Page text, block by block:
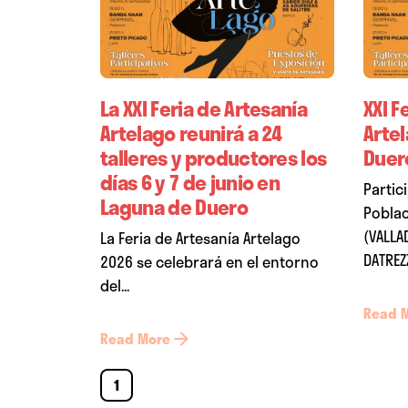
La XXI Feria de Artesanía
Artelago reunirá a 24
talleres y productores los
días 6 y 7 de junio en
Laguna de Duero
La Feria de Artesanía Artelago
2026 se celebrará en el entorno
del...
Read More
XXI
Read
1